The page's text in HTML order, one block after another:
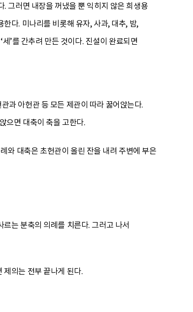
그러면 내장을 꺼냈을 뿐 익히지 않은 희생용
다. 미나리를 비롯해 유자, 사과, 대추, 밤,
’를 간추려 만든 것이다. 진설이 완료되면
과 아헌관 등 모든 제관이 따라 꿇어앉는다.
으면 대축이 축을 고한다.
와 대축은 초헌관이 올린 잔을 내려 주변에 부은
는 분축의 의례를 치른다. 그러고 나서
제의는 전부 끝나게 된다.